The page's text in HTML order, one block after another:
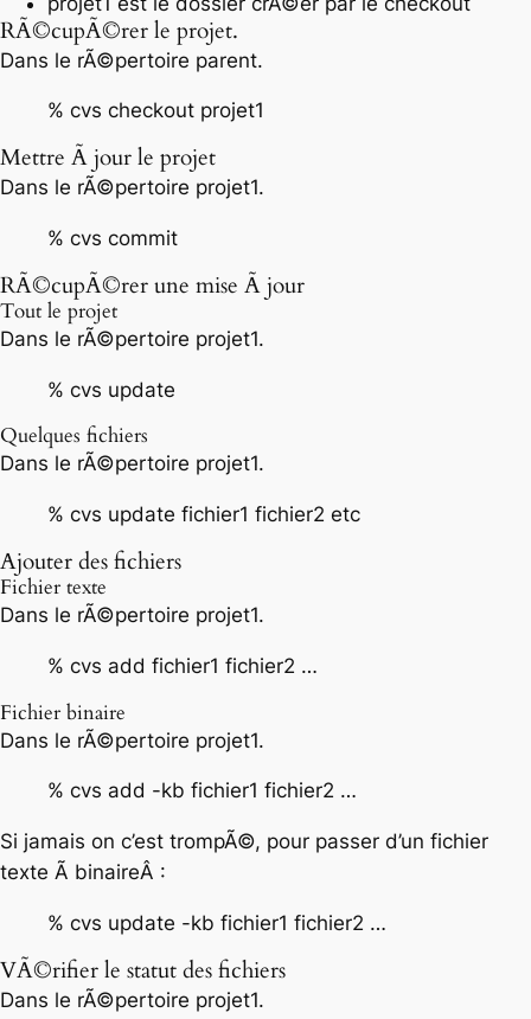
RÃ©cupÃ©rer le projet.
Dans le rÃ©pertoire parent.
% cvs checkout projet1
Mettre Ã jour le projet
Dans le rÃ©pertoire projet1.
% cvs commit
RÃ©cupÃ©rer une mise Ã jour
Tout le projet
Dans le rÃ©pertoire projet1.
% cvs update
Quelques fichiers
Dans le rÃ©pertoire projet1.
% cvs update fichier1 fichier2 etc
Ajouter des fichiers
Fichier texte
Dans le rÃ©pertoire projet1.
% cvs add fichier1 fichier2 …
Fichier binaire
Dans le rÃ©pertoire projet1.
% cvs add -kb fichier1 fichier2 …
Si jamais on c’est trompÃ©, pour passer d’un fichier
texte Ã binaireÂ :
% cvs update -kb fichier1 fichier2 …
VÃ©rifier le statut des fichiers
Dans le rÃ©pertoire projet1.